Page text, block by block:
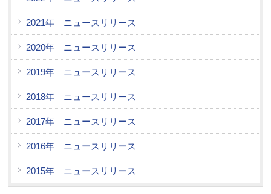
2021年｜ニュースリリース
2020年｜ニュースリリース
2019年｜ニュースリリース
2018年｜ニュースリリース
2017年｜ニュースリリース
2016年｜ニュースリリース
2015年｜ニュースリリース